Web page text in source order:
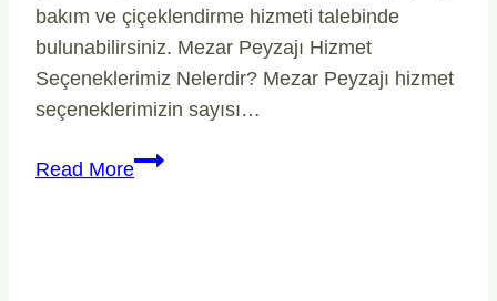
bakım ve çiçeklendirme hizmeti talebinde
bulunabilirsiniz. Mezar Peyzajı Hizmet
Seçeneklerimiz Nelerdir? Mezar Peyzajı hizmet
seçeneklerimizin sayısı…
Read MoreMezar